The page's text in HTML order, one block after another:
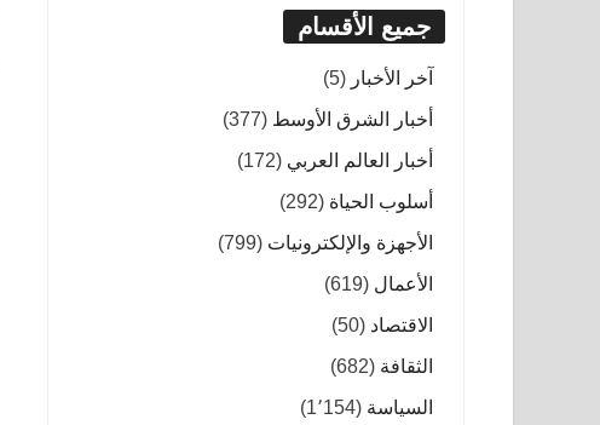
جميع الأقسام
آخر الأخبار (5)
أخبار الشرق الأوسط (377)
أخبار العالم العربي (172)
أسلوب الحياة (292)
الأجهزة والإلكترونيات (799)
الأعمال (619)
الاقتصاد (50)
الثقافة (682)
السياسة (1٬154)